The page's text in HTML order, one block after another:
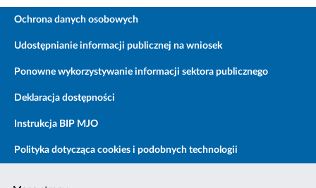
Ochrona danych osobowych
Udostępnianie informacji publicznej na wniosek
Ponowne wykorzystywanie informacji sektora publicznego
Deklaracja dostępności
Instrukcja BIP MJO
Polityka dotycząca cookies i podobnych technologii